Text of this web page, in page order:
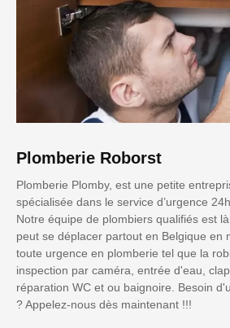
Plomberie Roborst
Plomberie Plomby, est une petite
spécialisée dans le service d’urgence
Notre équipe de plombiers qualifiés est
peut se déplacer partout en Belgique en
toute urgence en plomberie tel que la
inspection par caméra, entrée d'eau,
réparation WC et ou baignoire. Besoin
? Appelez-nous dès maintenant !!!